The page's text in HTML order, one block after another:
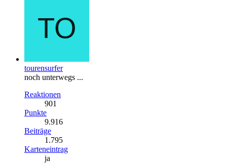
tourensurfer
noch unterwegs ...
Reaktionen
901
Punkte
9.916
Beiträge
1.795
Karteneintrag
ja